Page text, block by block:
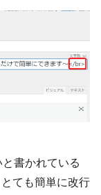
書かれている
ても簡単に改行